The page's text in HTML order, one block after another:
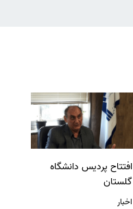
افتتاح پردیس دانشگاه
گلستان
اخبار